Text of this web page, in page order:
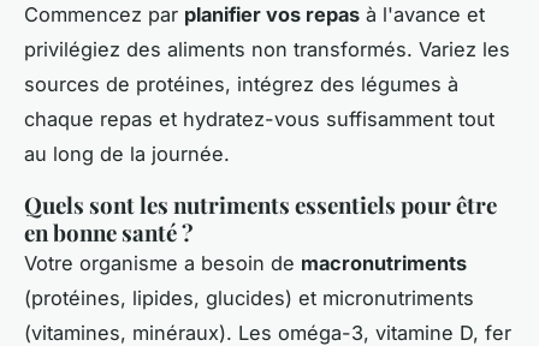
Commencez par planifier vos repas à l'avance et
privilégiez des aliments non transformés. Variez les
sources de protéines, intégrez des légumes à
chaque repas et hydratez-vous suffisamment tout
au long de la journée.
Quels sont les nutriments essentiels pour être
en bonne santé ?
Votre organisme a besoin de macronutriments
(protéines, lipides, glucides) et micronutriments
(vitamines, minéraux). Les oméga-3, vitamine D, fer